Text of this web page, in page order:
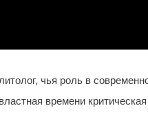
чья роль в
времени